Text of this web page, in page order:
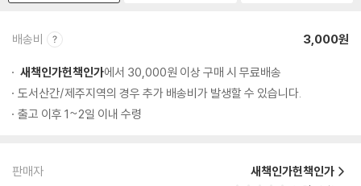
배송비 3,000원
새책인가헌책인가에서 30,000원 이상 구매 시 무료배송
도서산간/제주지역의 경우 추가 배송비가 발생할 수 있습니다.
출고 이후 1~2일 이내 수령
판매자 새책인가헌책인가